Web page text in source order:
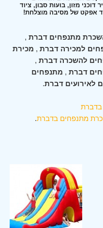
מזון, בועות סבון, ציוד
אפקט של מסיבה מוצלחת!
מתנפחים דברת ,
למכירה דברת , מכירת
להשכרה דברת ,
דברת , מתנפחים
לאירועים דברת.
בדברת
מתנפחים בדברת.